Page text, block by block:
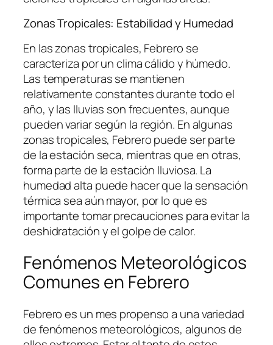
Zonas Tropicales: Estabilidad y Humedad
En las zonas tropicales, Febrero se
caracteriza por un clima cálido y húmedo.
Las temperaturas se mantienen
relativamente constantes durante todo el
año, y las lluvias son frecuentes, aunque
pueden variar según la región. En algunas
zonas tropicales, Febrero puede ser parte
de la estación seca, mientras que en otras,
forma parte de la estación lluviosa. La
humedad alta puede hacer que la sensación
térmica sea aún mayor, por lo que es
importante tomar precauciones para evitar la
deshidratación y el golpe de calor.
Fenómenos Meteorológicos
Comunes en Febrero
Febrero es un mes propenso a una variedad
de fenómenos meteorológicos, algunos de